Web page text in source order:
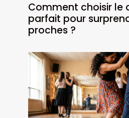
Comment choisir le
parfait pour
proches ?